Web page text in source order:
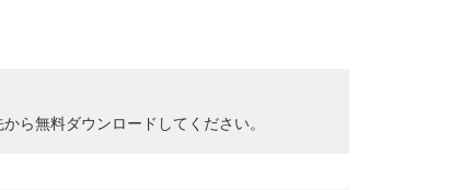
ら無料ダウンロードしてください。